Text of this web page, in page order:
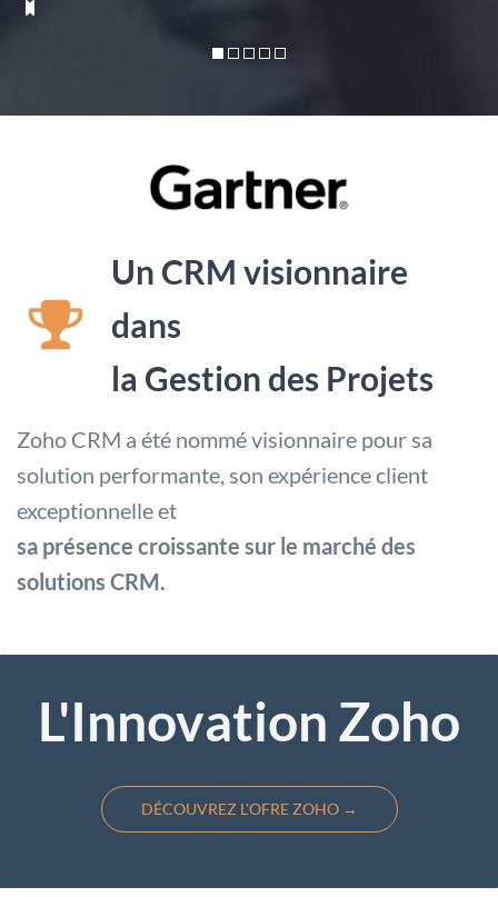
Un CRM visionnaire
dans
la Gestion des Projets
Zoho CRM a été nommé visionnaire pour sa
solution performante, son expérience client
exceptionnelle et
sa présence croissante sur le marché des
solutions CRM.
L'Innovation Zoho
DÉCOUVREZ L'OFRE ZOHO →